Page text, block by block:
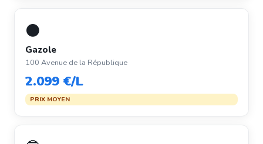
⚫
Gazole
100 Avenue de la République
2.099 €/L
PRIX MOYEN